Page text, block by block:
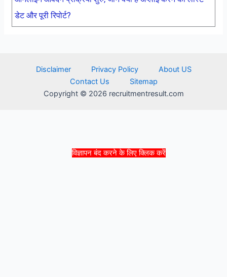
विज्ञापन बंद करने के लिए क्लिक करें
डेट और पूरी रिपोर्ट?
Disclaimer Privacy Policy
About US
Contact Us
Sitemap
Copyright © 2026 recruitmentresult.com